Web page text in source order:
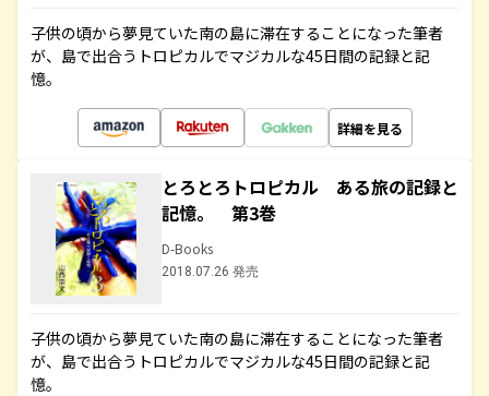
子供の頃から夢見ていた南の島に滞在することになった筆者
が、島で出合うトロピカルでマジカルな45日間の記録と記
憶。
詳細を見る
とろとろトロピカル ある旅の記録と
記憶。 第3巻
D-Books
2018.07.26 発売
子供の頃から夢見ていた南の島に滞在することになった筆者
が、島で出合うトロピカルでマジカルな45日間の記録と記
憶。